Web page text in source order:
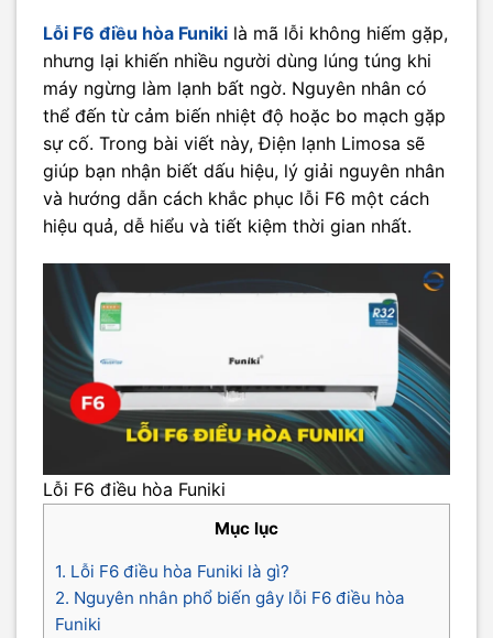
Lỗi F6 điều hòa Funiki là mã lỗi không hiếm gặp,
nhưng lại khiến nhiều người dùng lúng túng khi
máy ngừng làm lạnh bất ngờ. Nguyên nhân có
thể đến từ cảm biến nhiệt độ hoặc bo mạch gặp
sự cố. Trong bài viết này, Điện lạnh Limosa sẽ
giúp bạn nhận biết dấu hiệu, lý giải nguyên nhân
và hướng dẫn cách khắc phục lỗi F6 một cách
hiệu quả, dễ hiểu và tiết kiệm thời gian nhất.
Lỗi F6 điều hòa Funiki
Mục lục
1. Lỗi F6 điều hòa Funiki là gì?
2. Nguyên nhân phổ biến gây lỗi F6 điều hòa
Funiki